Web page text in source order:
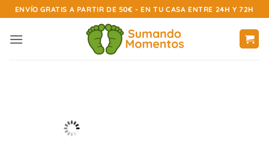
Saltar
al
contenido
ENVÍO GRATIS A PARTIR DE 50€ - EN TU CASA ENTRE 24H Y 72H